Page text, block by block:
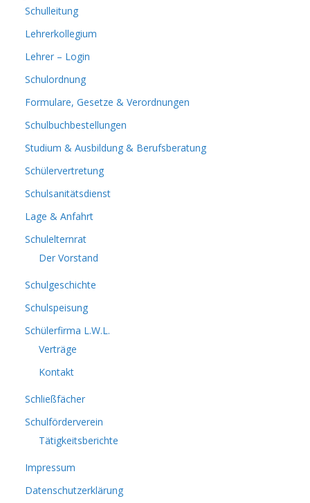
Schulleitung
Lehrerkollegium
Lehrer – Login
Schulordnung
Formulare, Gesetze & Verordnungen
Schulbuchbestellungen
Studium & Ausbildung & Berufsberatung
Schülervertretung
Schulsanitätsdienst
Lage & Anfahrt
Schulelternrat
Der Vorstand
Schulgeschichte
Schulspeisung
Schülerfirma L.W.L.
Verträge
Kontakt
Schließfächer
Schulförderverein
Tätigkeitsberichte
Impressum
Datenschutzerklärung